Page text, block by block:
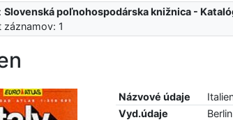
Slovenská poľnohospodárska knižnica -
záznamov: 1
Názvové údaje
Vyd.údaje